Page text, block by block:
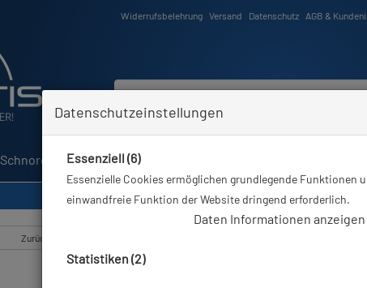
Widerrufsbelehrung Versand Datenschutz AGB &
Schnorcheln Schwimmen
Sie sind hier Tauchausrüstung Miflex Extreme MD-
Zurück
Datenschutzeinstellungen
Essenziell (6)
Essenzielle Cookies ermöglichen grundlegende Funktionen
einwandfreie Funktion der Website dringend erforderlich.
Daten Informationen anzeigen
Statistiken (2)